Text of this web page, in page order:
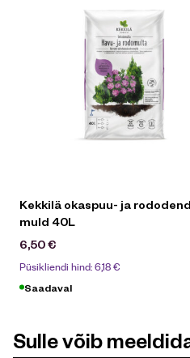
Kekkilä okaspuu- ja
muld 40L
6,50€
Püsikliendi hind:6,18€
Saadaval
Sulle võib